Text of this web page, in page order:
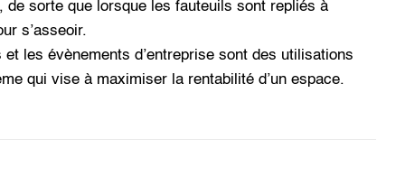
de sorte que lorsque les fauteuils sont repliés à
s’asseoir.
les évènements d’entreprise sont des utilisations
qui vise à maximiser la rentabilité d’un espace.